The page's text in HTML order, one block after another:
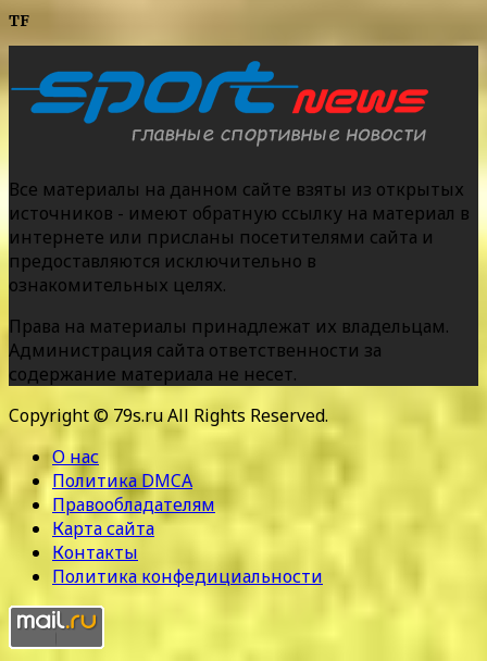
TF
Все материалы на данном сайте взяты из открытых
источников - имеют обратную ссылку на материал в
интернете или присланы посетителями сайта и
предоставляются исключительно в
ознакомительных целях.
Права на материалы принадлежат их владельцам.
Администрация сайта ответственности за
содержание материала не несет.
Copyright © 79s.ru All Rights Reserved.
О нас
Политика DMCA
Правообладателям
Карта сайта
Контакты
Политика конфедициальности